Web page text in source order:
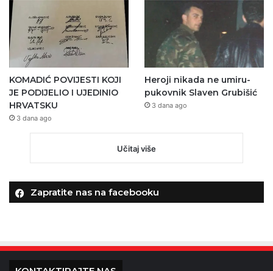
KOMADIĆ POVIJESTI KOJI
JE PODIJELIO I UJEDINIO
HRVATSKU
3 dana ago
Heroji nikada ne umiru-
pukovnik Slaven Grubišić
3 dana ago
Učitaj više
Zapratite nas na facebooku